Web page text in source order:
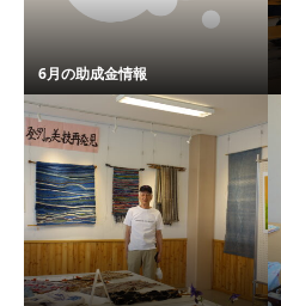
6月の助成金情報